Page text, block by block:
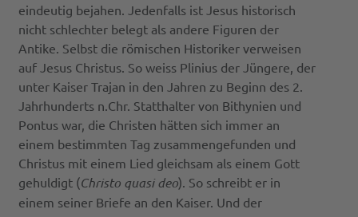
eindeutig bejahen. Jedenfalls ist Jesus historisch
nicht schlechter belegt als andere Figuren der
Antike. Selbst die römischen Historiker verweisen
auf Jesus Christus. So weiss Plinius der Jüngere, der
unter Kaiser Trajan in den Jahren zu Beginn des 2.
Jahrhunderts n.Chr. Statthalter von Bithynien und
Pontus war, die Christen hätten sich immer an
einem bestimmten Tag zusammengefunden und
Christus mit einem Lied gleichsam als einem Gott
gehuldigt (Christo quasi deo). So schreibt er in
einem seiner Briefe an den Kaiser. Und der